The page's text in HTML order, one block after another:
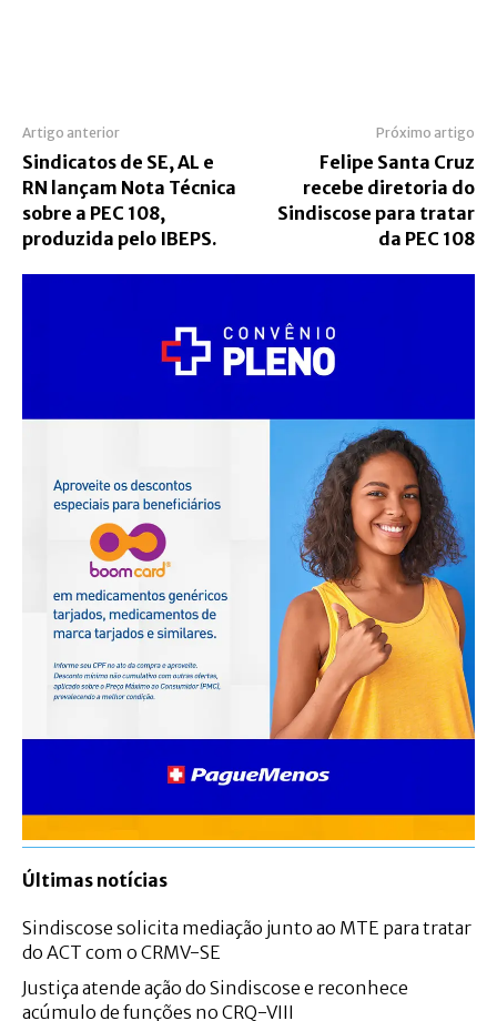
Artigo anterior
Sindicatos de SE, AL e
RN lançam Nota Técnica
sobre a PEC 108,
produzida pelo IBEPS.
Próximo artigo
Felipe Santa Cruz
recebe diretoria do
Sindiscose para tratar
da PEC 108
Últimas notícias
Sindiscose solicita mediação junto ao MTE para tratar
do ACT com o CRMV-SE
Justiça atende ação do Sindiscose e reconhece
acúmulo de funções no CRQ-VIII